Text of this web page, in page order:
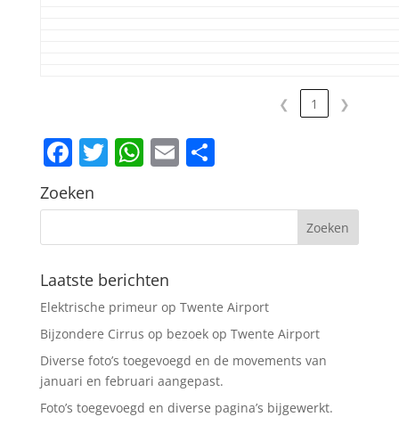
❮ 1 ❯
Facebook
Twitter
WhatsApp
EmailDelen
Zoeken
Laatste berichten
Elektrische primeur op Twente Airport
Bijzondere Cirrus op bezoek op Twente Airport
Diverse foto’s toegevoegd en de movements van
januari en februari aangepast.
Foto’s toegevoegd en diverse pagina’s bijgewerkt.